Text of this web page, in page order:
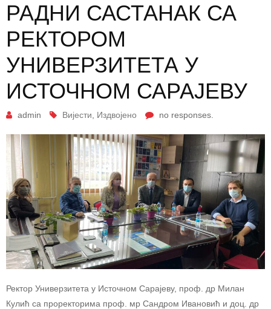
РАДНИ САСТАНАК СА
РЕКТОРОМ
УНИВЕРЗИТЕТА У
ИСТОЧНОМ САРАЈЕВУ
admin Вијести Издвојено no responses.
Ректор Универзитета у Источном Сарајеву, проф. др Милан
Кулић са проректорима проф. мр Сандром Ивановић и доц. др